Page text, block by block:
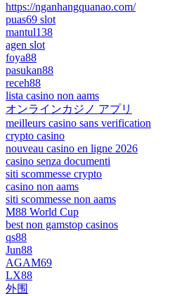
https://nganhangquanao.com/
puas69 slot
mantul138
agen slot
foya88
pasukan88
receh88
lista casino non aams
オンラインカジノ アプリ
meilleurs casino sans verification
crypto casino
nouveau casino en ligne 2026
casino senza documenti
siti scommesse crypto
casino non aams
siti scommesse non aams
M88 World Cup
best non gamstop casinos
qs88
Jun88
AGAM69
LX88
外围